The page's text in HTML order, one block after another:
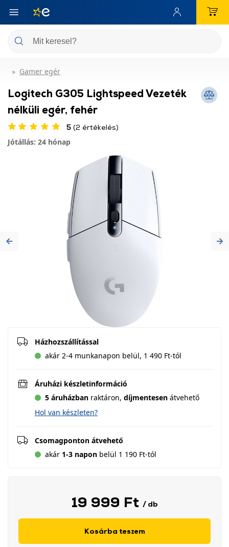
Gamer egér
Logitech G305 Lightspeed Vezeték
nélküli egér, fehér
5 (2 értékelés)
Jótállás: 24 hónap
Previous
Házhozszállítással
akár 2-4 munkanapon belül, 1 490 Ft-tól
Áruházi készletinformáció
5 áruházban raktáron, díjmentesen átvehető
Hol van készleten?
Csomagponton átvehető
akár 1-3 napon belül 1 190 Ft-tól
19 999 Ft / db
Kosárba teszem